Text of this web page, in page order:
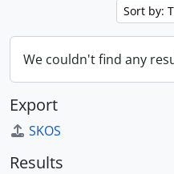
Sort by:
We couldn't find any
Export
SKOS
Results